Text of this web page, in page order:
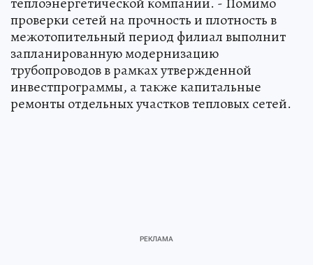
проверки сетей на прочность и плотность в
межотопительный период филиал выполнит
запланированную модернизацию
трубопроводов в рамках утвержденной
инвестпрограммы, а также капитальные
ремонты отдельных участков тепловых сетей.